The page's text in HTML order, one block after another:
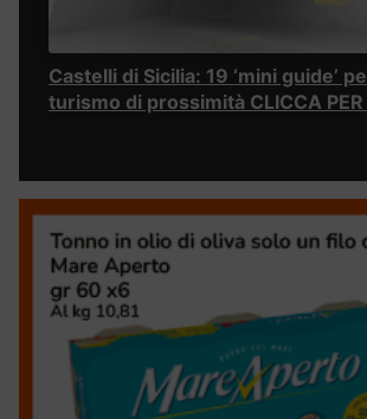
Castelli di Sicilia: 19 ‘mini guide’
turismo di prossimità CLICCA PER